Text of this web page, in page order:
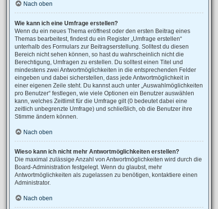
Nach oben
Wie kann ich eine Umfrage erstellen?
Wenn du ein neues Thema eröffnest oder den ersten Beitrag eines
Themas bearbeitest, findest du ein Register „Umfrage erstellen“
unterhalb des Formulars zur Beitragserstellung. Solltest du diesen
Bereich nicht sehen können, so hast du wahrscheinlich nicht die
Berechtigung, Umfragen zu erstellen. Du solltest einen Titel und
mindestens zwei Antwortmöglichkeiten in die entsprechenden Felder
eingeben und dabei sicherstellen, dass jede Antwortmöglichkeit in
einer eigenen Zeile steht. Du kannst auch unter „Auswahlmöglichkeiten
pro Benutzer“ festlegen, wie viele Optionen ein Benutzer auswählen
kann, welches Zeitlimit für die Umfrage gilt (0 bedeutet dabei eine
zeitlich unbegrenzte Umfrage) und schließlich, ob die Benutzer ihre
Stimme ändern können.
Nach oben
Wieso kann ich nicht mehr Antwortmöglichkeiten erstellen?
Die maximal zulässige Anzahl von Antwortmöglichkeiten wird durch die
Board-Administration festgelegt. Wenn du glaubst, mehr
Antwortmöglichkeiten als zugelassen zu benötigen, kontaktiere einen
Administrator.
Nach oben